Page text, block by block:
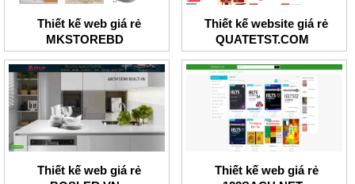
Thiết kế web giá rẻ
MKSTOREBD
Thiết kế website giá rẻ
QUATETST.COM
Thiết kế web giá rẻ
Thiết kế web giá rẻ